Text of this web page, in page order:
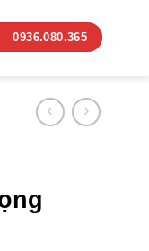
0936.080.365